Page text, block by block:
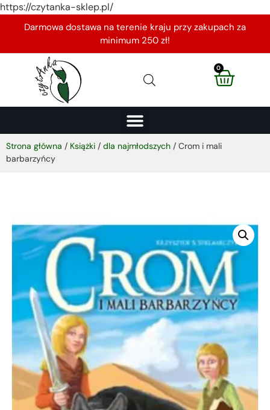
https://czytanka-sklep.pl/
Darmowa dostawa na terenie kraju przy zakupach za
minimum 250 zł!
0
Strona główna / Książki / dla najmłodszych / Crom i mali
barbarzyńcy